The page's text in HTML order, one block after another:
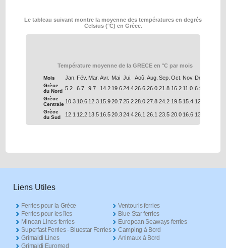
Le tableau suivant montre la moyenne des températures en degrés
Celsius (°C) en Grèce.
Température moyenne de la GRECE en °C par mois
Mois Jan. Fév. Mar. Avr. Mai Jui. Aoû. Aug. Sep. Oct. Nov. Déc.
Grèce
du Nord 5.2 6.7 9.7 14.2 19.624.426.6 26.0 21.8 16.2 11.0 6.9
Grèce
Centrale 10.3 10.6 12.3 15.920.725.228.0 27.8 24.2 19.5 15.4 12.0
Grèce
du Sud
12.1 12.2 13.5 16.520.324.426.1 26.1 23.5 20.0 16.6 13.7
Liens Utiles
Ferries pour la Grèce
Ferries pour les îles
Minoan Lines ferries
Superfast Ferries - Bluestar Ferries
Grimaldi Lines
Grimaldi Euromed
Ventouris ferries
Blue Star ferries
European Seaways ferries
Camping à Bord
Animaux à Bord